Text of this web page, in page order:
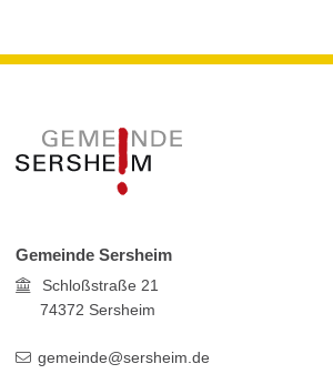
Gemeinde Sersheim
Schloßstraße 21
74372 Sersheim
gemeinde@sersheim.de